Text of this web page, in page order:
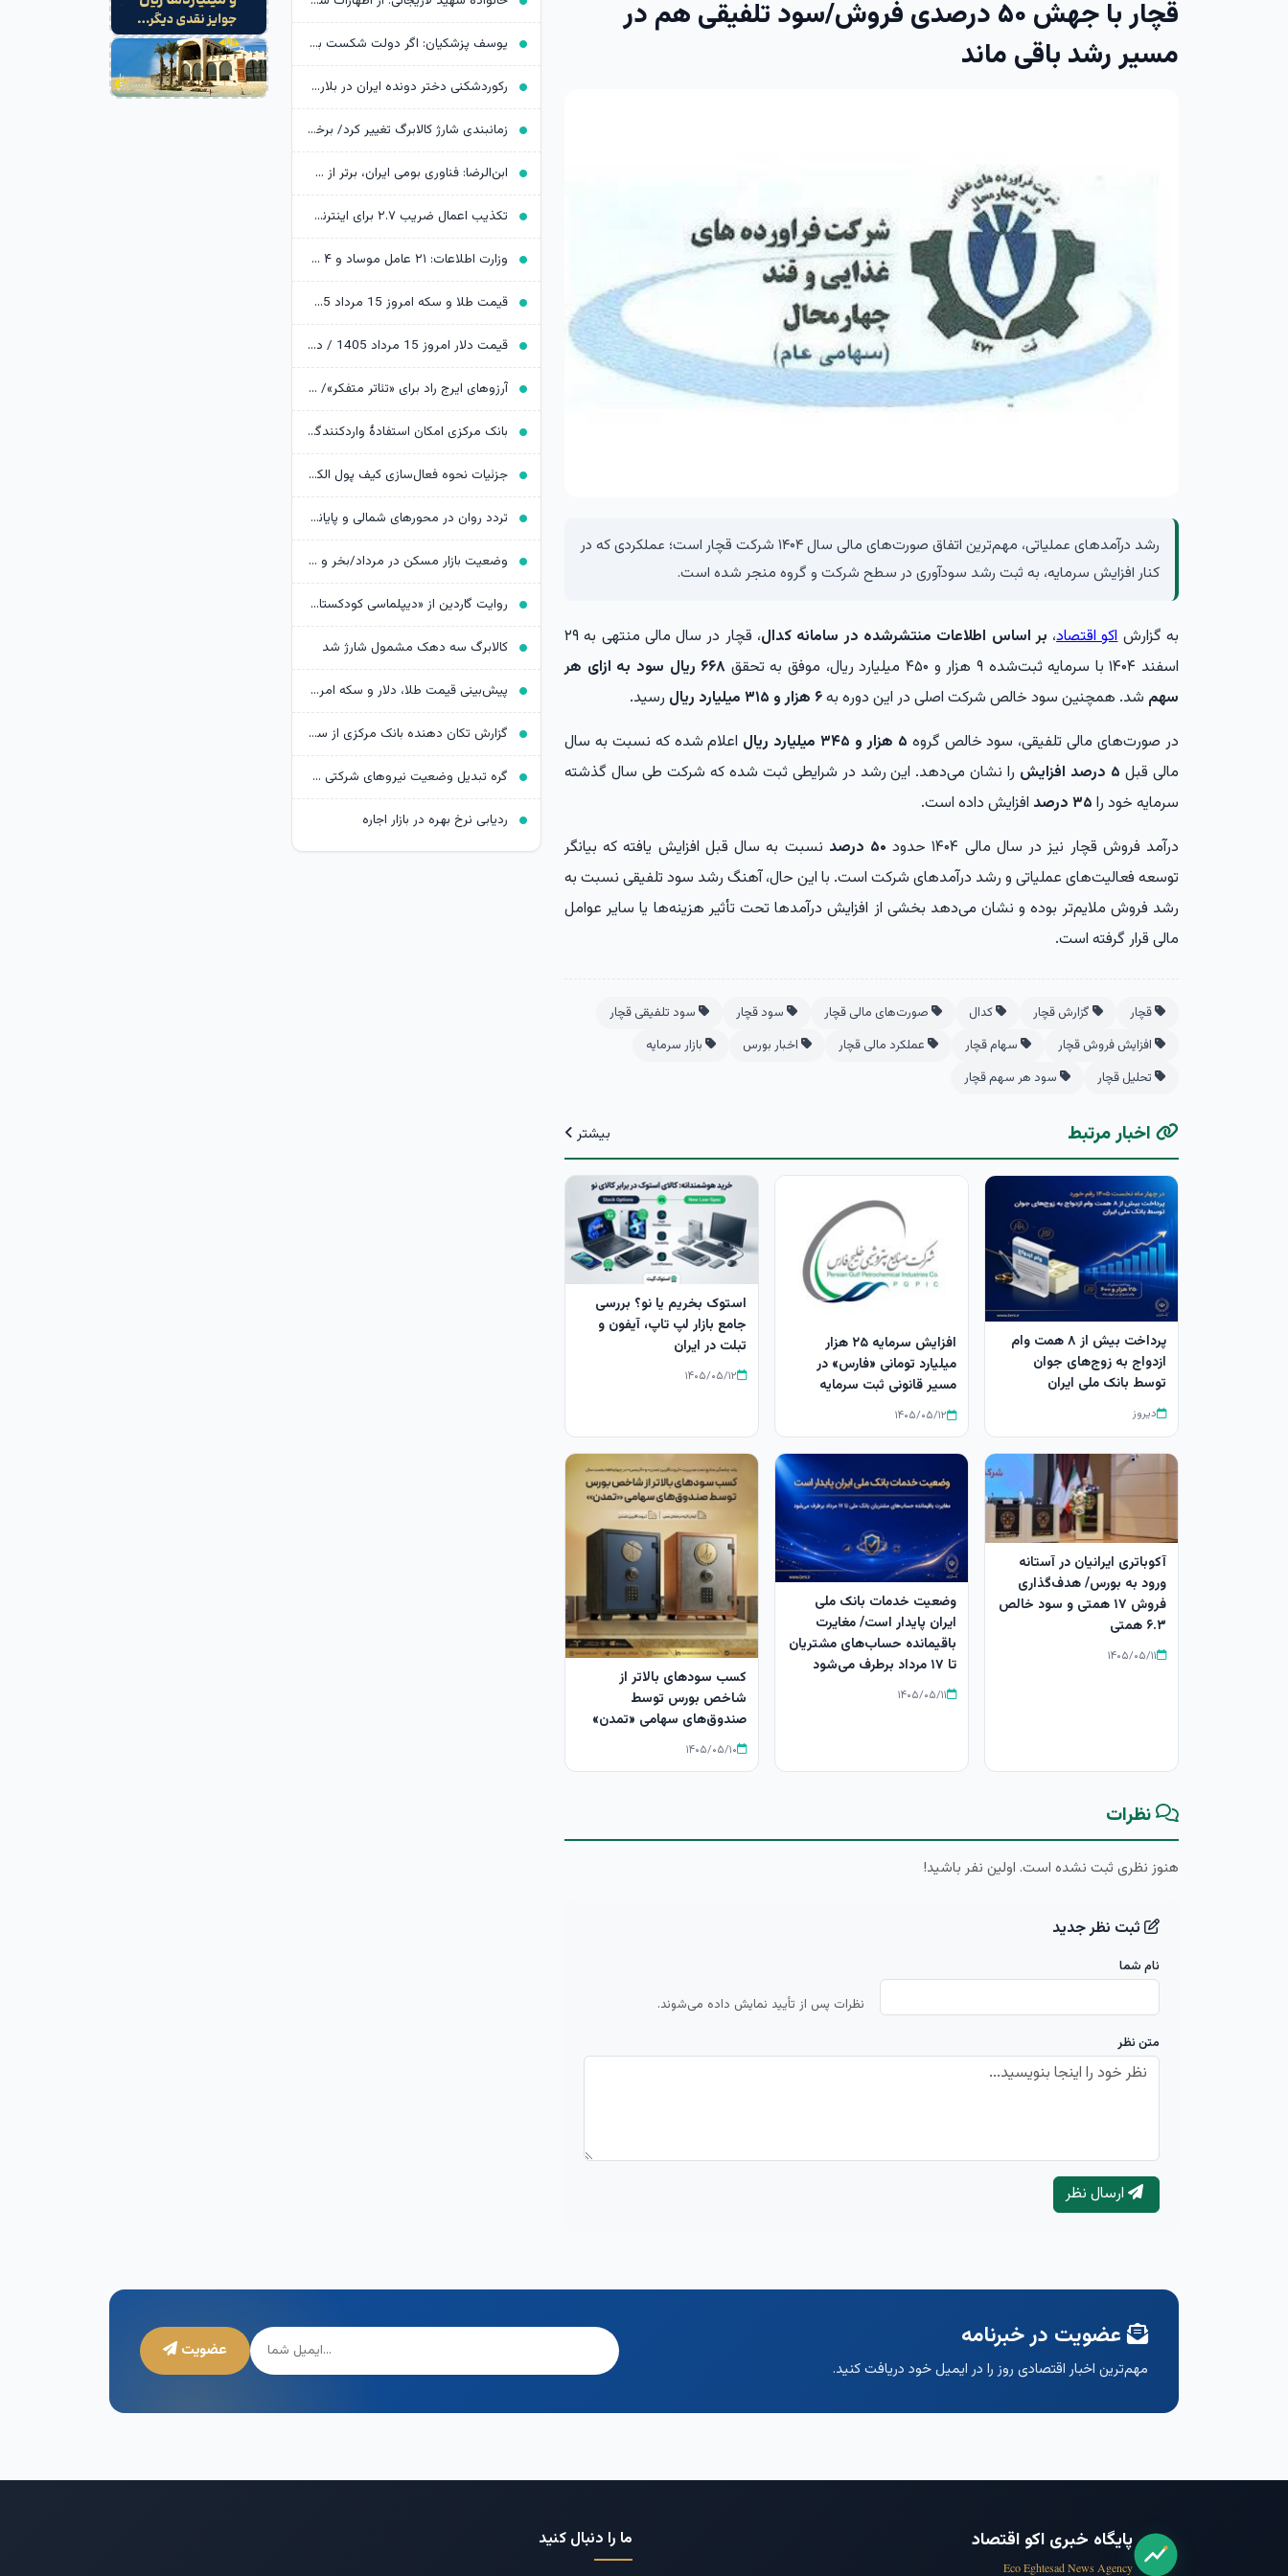
قچار با جهش ۵۰ درصدی فروش/سود تلفیقی هم در
مسیر رشد باقی ماند
رشد درآمدهای عملیاتی، مهم‌ترین اتفاق صورت‌های مالی سال ۱۴۰۴ شرکت قچار است؛ عملکردی که در
کنار افزایش سرمایه، به ثبت رشد سودآوری در سطح شرکت و گروه منجر شده است.
به گزارشاکو اقتصاد، بر اساس اطلاعات منتشرشده در سامانه کدال
، قچار در سال مالی منتهی به ۲۹
اسفند ۱۴۰۴ با سرمایه ثبت‌شده ۹ هزار و ۴۵۰ میلیارد ریال، موفق به تحقق
۶۶۸ ریال سود به ازای هر
سهم شد. همچنین سود خالص شرکت اصلی در این دوره به۶ هزار و ۳۱۵ میلیارد ریال
رسید.
در صورت‌های مالی تلفیقی، سود خالص گروه ۵ هزار و ۳۴۵ میلیارد ریال
اعلام شده که نسبت به سال
مالی قبل ۵ درصد افزایش
را نشان می‌دهد. این رشد در شرایطی ثبت شده که شرکت طی سال گذشته
سرمایه خود را ۳۵ درصد
افزایش داده است.
درآمد فروش قچار نیز در سال مالی ۱۴۰۴ حدود
۵۰ درصد
نسبت به سال قبل افزایش یافته که بیانگر
توسعه فعالیت‌های عملیاتی و رشد درآمدهای شرکت است. با این حال، آهنگ رشد سود تلفیقی نسبت به
رشد فروش ملایم‌تر بوده و نشان می‌دهد بخشی از افزایش درآمدها تحت تأثیر هزینه‌ها یا سایر عوامل
مالی قرار گرفته است.
قچار گزارش قچار کدال صورت‌های مالی قچار سود قچار
سود تلفیقی قچار
افزایش فروش قچار
سهام قچار عملکرد مالی قچار اخبار بورس
بازار سرمایه
تحلیل قچار
سود هر سهم قچار
اخبار مرتبط بیشتر
پرداخت بیش از ۸ همت وام
ازدواج به زوج‌های جوان
توسط بانک ملی ایران
دیروز
افزایش سرمایه ۲۵ هزار
میلیارد تومانی «فارس» در
مسیر قانونی ثبت سرمایه
۱۴۰۵/۰۵/۱۲
استوک بخریم یا نو؟ بررسی
جامع بازار لپ‌ تاپ، آیفون و
تبلت در ایران
۱۴۰۵/۰۵/۱۲
آکوباتری ایرانیان در آستانه
ورود به بورس/ هدف‌گذاری
فروش ۱۷ همتی و سود خالص
۶.۳ همتی
۱۴۰۵/۰۵/۱۱
وضعیت خدمات بانک ملی
ایران پایدار است/ مغایرت‌
باقیمانده حساب‌های مشتریان
تا ۱۷ مرداد برطرف می‌شود
۱۴۰۵/۰۵/۱۱
کسب سودهای بالاتر از
شاخص بورس توسط
صندوق‌های سهامی «تمدن»
۱۴۰۵/۰۵/۱۰
نظرات
هنوز نظری ثبت نشده است. اولین نفر باشید!
ثبت نظر جدید
نام شما
نظرات پس از تأیید نمایش داده می‌شوند.
متن نظر
ارسال نظر
یوسف پزشکیان: اگر دولت شکست بخورد، ایران شکست می‌خورد
رکوردشکنی دختر دونده ایران در بلاروس
زمانبندی شارژ کالابرگ تغییر کرد/ برخی خانوارها اعتبار را ماه بعد دریافت می‌کنند
ابن‌الرضا: فناوری بومی ایران، برتر از هر سامانه وارداتی در منطقه است
تکذیب اعمال ضریب ۲.۷ برای اینترنت بین‌الملل از سوی سازمان تنظیم مقررات
وزارت اطلاعات: ۲۱ عامل موساد و ۴ عضو باندهای مسلح بازداشت شدند
قیمت طلا و سکه امروز 15 مرداد 1405/ فرمان بازار طلا به دست اونس جهانی افتاد
قیمت دلار امروز 15 مرداد 1405 / دلار ۴ هزار تومان ریخت
آرزوهای ایرج راد برای «تئاتر متفکر»/ «آبجی‌ها و آقاجان» روی صحنه می‌رود
بانک مرکزی امکان استفادۀ واردکنندگان دارو از اوراق گام را تا پایان امسال تمدید کرد
جزئیات نحوه فعال‌سازی کیف پول الکترونیک
تردد روان در محورهای شمالی و پایانه‌های مرزی اربعین
وضعیت بازار مسکن در مرداد/بخر و بفروش‌ها دست از کار کشیدند
روایت گاردین از «دیپلماسی کودکستانی» ترامپ در برابر ایران
کالابرگ سه دهک مشمول شارژ شد
پیش‌بینی قیمت طلا، دلار و سکه امروز 15 مرداد 1405/ بازار منتظر مذاکرات تنگه هرمز
گزارش تکان‌ دهنده بانک مرکزی از سفره ایرانی‌ها؛ تورم چگونه فقرا را فقیرتر کرد؟
گره تبدیل وضعیت نیروهای شرکتی / قانون مانع است یا پیمانکاران؟
ردیابی نرخ بهره در بازار اجاره
عضویت در خبرنامه
مهم‌ترین اخبار اقتصادی روز را در ایمیل خود دریافت کنید.
عضویت
پایگاه خبری اکو اقتصاد
Eco Eghtesad News Agency
ما را دنبال کنید